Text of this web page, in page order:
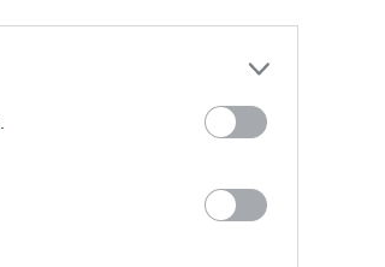
inglese per altre
Anno di Fondazione:
London
Città:
Presidente: David
ALBO D'ORO